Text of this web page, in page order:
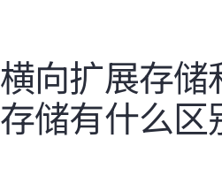
横向扩展存储
存储有什么区